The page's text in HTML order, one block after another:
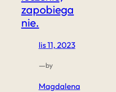
zapobiega
nie.
lis 11, 2023
—by
Magdalena